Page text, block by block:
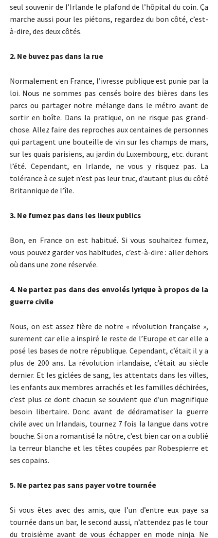
seul souvenir de l’Irlande le plafond de l’hôpital du coin. Ça
marche aussi pour les piétons, regardez du bon côté, c’est-
à-dire, des deux côtés.
2. Ne buvez pas dans la rue
Normalement en France, l’ivresse publique est punie par la
loi. Nous ne sommes pas censés boire des bières dans les
parcs ou partager notre mélange dans le métro avant de
sortir en boîte. Dans la pratique, on ne risque pas grand-
chose. Allez faire des reproches aux centaines de personnes
qui partagent une bouteille de vin sur les champs de mars,
sur les quais parisiens, au jardin du Luxembourg, etc. durant
l’été. Cependant, en Irlande, ne vous y risquez pas. La
tolérance à ce sujet n’est pas leur truc, d’autant plus du côté
Britannique de l’île.
3. Ne fumez pas dans les lieux publics
Bon, en France on est habitué. Si vous souhaitez fumez,
vous pouvez garder vos habitudes, c’est-à-dire : aller dehors
où dans une zone réservée.
4. Ne partez pas dans des envolés lyrique à propos de la
guerre civile
Nous, on est assez fière de notre « révolution française »,
surement car elle a inspiré le reste de l’Europe et car elle a
posé les bases de notre république. Cependant, c’était il y a
plus de 200 ans. La révolution irlandaise, c’était au siècle
dernier. Et les giclées de sang, les attentats dans les villes,
les enfants aux membres arrachés et les familles déchirées,
c’est plus ce dont chacun se souvient que d’un magnifique
besoin libertaire. Donc avant de dédramatiser la guerre
civile avec un Irlandais, tournez 7 fois la langue dans votre
bouche. Si on a romantisé la nôtre, c’est bien car on a oublié
la terreur blanche et les têtes coupées par Robespierre et
ses copains.
5. Ne partez pas sans payer votre tournée
Si vous êtes avec des amis, que l’un d’entre eux paye sa
tournée dans un bar, le second aussi, n’attendez pas le tour
du troisième avant de vous échapper en mode ninja. Ne